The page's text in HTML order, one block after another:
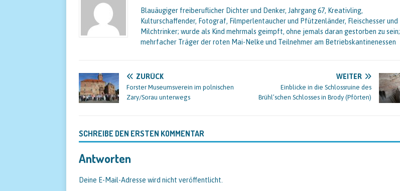
Blauäugiger freiberuflicher Dichter und Denker, Jahrgang 67, Kreativling,
Kulturschaffender, Fotograf, Filmperlentaucher und Pfützenländer, Fleischesser und
Milchtrinker; wurde als Kind mehrmals geimpft, ohne jemals daran gestorben zu sein;
mehrfacher Träger der roten Mai-Nelke und Teilnehmer am Betriebskantinenessen
ZURÜCK
Forster Museumsverein im polnischen
Zary/Sorau unterwegs
WEITER
Einblicke in die Schlossruine des
Brühl’schen Schlosses in Brody (Pförten)
SCHREIBE DEN ERSTEN KOMMENTAR
Antworten
Deine E-Mail-Adresse wird nicht veröffentlicht.